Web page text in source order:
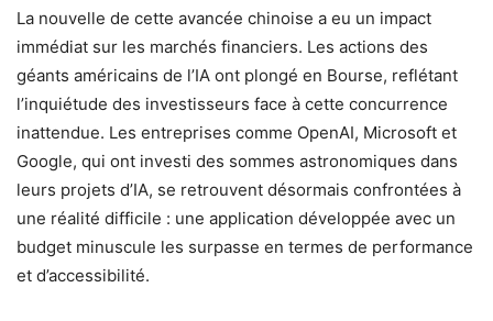
La nouvelle de cette avancée chinoise a eu un impact
immédiat sur les marchés financiers. Les actions des
géants américains de l’IA ont plongé en Bourse, reflétant
l’inquiétude des investisseurs face à cette concurrence
inattendue. Les entreprises comme OpenAI, Microsoft et
Google, qui ont investi des sommes astronomiques dans
leurs projets d’IA, se retrouvent désormais confrontées à
une réalité difficile : une application développée avec un
budget minuscule les surpasse en termes de performance
et d’accessibilité.